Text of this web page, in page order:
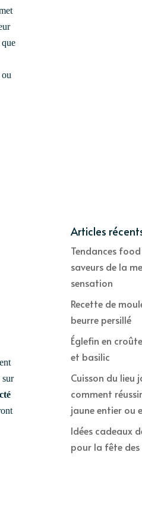
sur
Articles
Tendances food
saveurs de la
sensation
Recette de
beurre persillé
Églefin en
et basilic
Cuisson du lieu
comment
jaune entier ou
Idées cadeaux
pour la fête des